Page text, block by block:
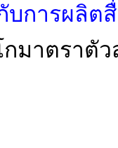
บการผลิต
กมาตราตั